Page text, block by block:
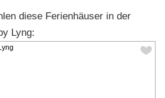
diese Ferienhäuser in der
Lyng: